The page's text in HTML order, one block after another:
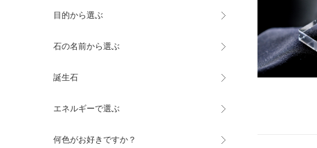
目的から選ぶ
石の名前から選ぶ
誕生石
エネルギーで選ぶ
何色がお好きですか？